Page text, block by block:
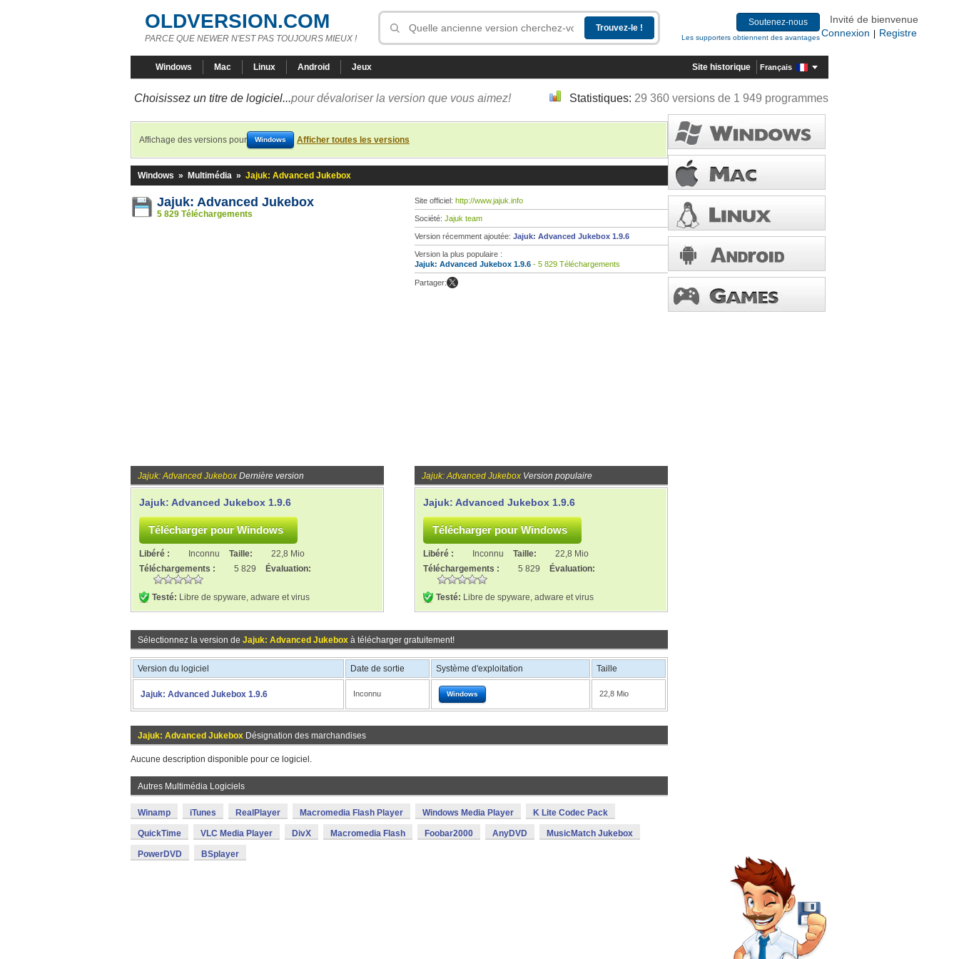
OLDVERSION.COM
PARCE QUE NEWER N'EST PAS TOUJOURS MIEUX !
Soutenez-nous
Les supporters obtiennent des avantages
Invité de bienvenue
Connexion
Registre
Windows Mac Linux Android Jeux Site historique Français
Choisissez un titre de logiciel...pour dévaloriser la version que vous aimez! Statistiques: 29 360 versions de 1 949 programmes
Affichage des versions pour Windows Afficher toutes les versions
Windows » Multimédia » Jajuk: Advanced Jukebox
Jajuk: Advanced Jukebox
5 829 Téléchargements
Site officiel: http://www.jajuk.info
Société: Jajuk team
Version récemment ajoutée: Jajuk: Advanced Jukebox 1.9.6
Version la plus populaire :
Jajuk: Advanced Jukebox 1.9.6 - 5 829 Téléchargements
Partager:
Jajuk: Advanced Jukebox Dernière version
Jajuk: Advanced Jukebox 1.9.6
Libéré : Inconnu Taille:
22,8 Mio
Téléchargements :
5 829 Évaluation:
Testé: Libre de spyware, adware et virus
Jajuk: Advanced Jukebox Version populaire
Jajuk: Advanced Jukebox 1.9.6
Libéré : Inconnu Taille:
22,8 Mio
Téléchargements :
5 829 Évaluation:
Testé: Libre de spyware, adware et virus
Sélectionnez la version de Jajuk: Advanced Jukebox à télécharger gratuitement!
Version du logiciel Date de sortie Système d'exploitation Taille
Jajuk: Advanced Jukebox 1.9.6 Inconnu Windows 22,8 Mio
Jajuk: Advanced Jukebox Désignation des marchandises
Aucune description disponible pour ce logiciel.
Autres Multimédia Logiciels
Winamp iTunes RealPlayer Macromedia Flash Player Windows Media Player K Lite Codec Pack
QuickTime VLC Media Player DivX Macromedia Flash Foobar2000 AnyDVD MusicMatch Jukebox
PowerDVD BSplayer